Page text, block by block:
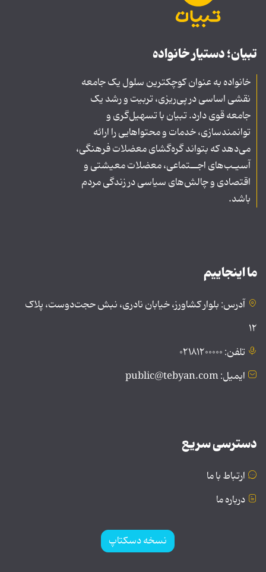
تبیان؛ دستیار خانواده
خانواده به عنوان کوچکترین سلول یک جامعه
نقشی اساسی در پی‌ریزی، تربیت و رشد یک
جامعه قوی دارد. تبیان با تسهیل‌گری و
توانمندسازی، خدمات و محتواهایی را ارائه
می‌دهد که بتواند گره‌گشای معضلات فرهنگی،
آسیـب‌های اجــتماعی، معضلات معیشتی و
اقتصادی و چالش‌های سیاسی در زندگی مردم
باشد.
ما اینجاییم
آدرس: بلوار کشاورز، خیابان نادری، نبش حجت‌دوست، پلاک
۱۲
تلفن: ۰۲۱۸۱۲۰۰۰۰۰
ایمیل: public@tebyan.com
دسترسی سریع
ارتباط با ما
درباره ما
نسخه دسکتاپ